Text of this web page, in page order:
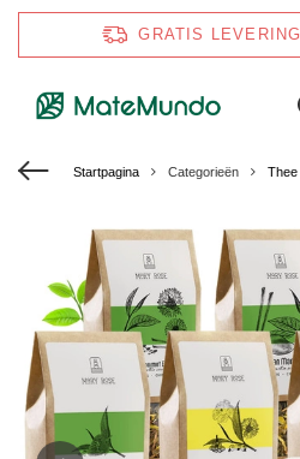
GRATIS LEVERING
Startpagina Categorieën Thee